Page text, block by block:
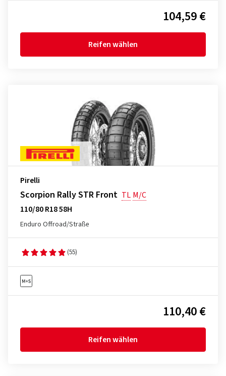
104,59 €
Reifen wählen
Pirelli
Scorpion Rally STR Front TL M/C
110/80 R18 58H
Enduro Offroad/Straße
(55)
110,40 €
Reifen wählen